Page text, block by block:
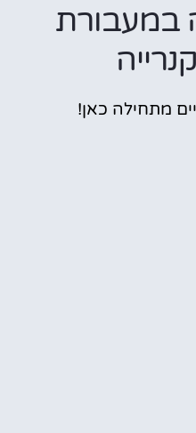
במעבורת
מתחילה כאן!